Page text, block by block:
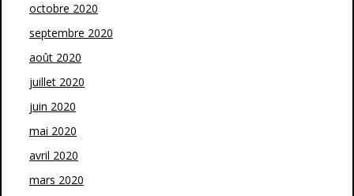
octobre 2020
septembre 2020
août 2020
juillet 2020
juin 2020
mai 2020
avril 2020
mars 2020